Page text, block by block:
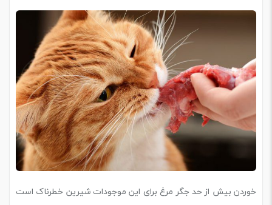
خوردن بیش از حد جگر مرغ برای این موجودات شیرین خطرناک است